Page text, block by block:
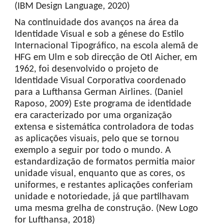
(IBM Design Language, 2020)
Na continuidade dos avanços na área da
Identidade Visual e sob a génese do Estilo
Internacional Tipográfico, na escola alemã de
HFG em Ulm e sob direcção de Otl Aicher, em
1962, foi desenvolvido o projeto de
Identidade Visual Corporativa coordenado
para a Lufthansa German Airlines. (Daniel
Raposo, 2009) Este programa de identidade
era caracterizado por uma organização
extensa e sistemática controladora de todas
as aplicações visuais, pelo que se tornou
exemplo a seguir por todo o mundo. A
estandardização de formatos permitia maior
unidade visual, enquanto que as cores, os
uniformes, e restantes aplicações conferiam
unidade e notoriedade, já que partilhavam
uma mesma grelha de construção. (New Logo
for Lufthansa, 2018)